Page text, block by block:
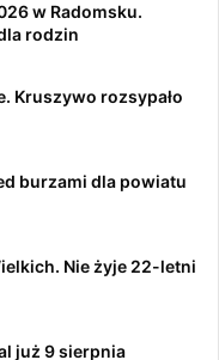
w Radomsku.
rodzin
Kruszywo rozsypało
burzami dla powiatu
Nie żyje 22-letni
już 9 sierpnia